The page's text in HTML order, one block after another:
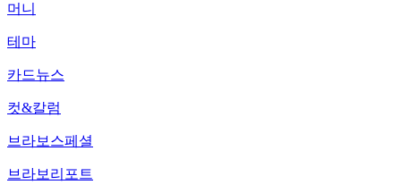
머니
테마
카드뉴스
컷&칼럼
브라보스페셜
브라보리포트